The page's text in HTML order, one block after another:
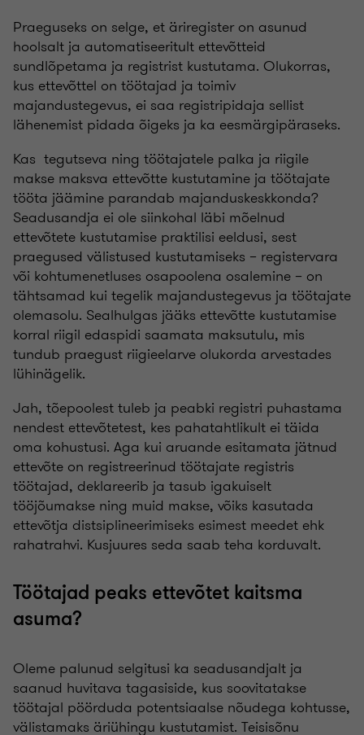
Praeguseks on selge, et äriregister on asunud
hoolsalt ja automatiseeritult ettevõtteid
sundlõpetama ja registrist kustutama. Olukorras,
kus ettevõttel on töötajad ja toimiv
majandustegevus, ei saa registripidaja sellist
lähenemist pidada õigeks ja ka eesmärgipäraseks.
Kas tegutseva ning töötajatele palka ja riigile
makse maksva ettevõtte kustutamine ja töötajate
tööta jäämine parandab majanduskeskkonda?
Seadusandja ei ole siinkohal läbi mõelnud
ettevõtete kustutamise praktilisi eeldusi, sest
praegused välistused kustutamiseks – registervara
või kohtumenetluses osapoolena osalemine – on
tähtsamad kui tegelik majandustegevus ja töötajate
olemasolu. Sealhulgas jääks ettevõtte kustutamise
korral riigil edaspidi saamata maksutulu, mis
tundub praegust riigieelarve olukorda arvestades
lühinägelik.
Jah, tõepoolest tuleb ja peabki registri puhastama
nendest ettevõtetest, kes pahatahtlikult ei täida
oma kohustusi. Aga kui aruande esitamata jätnud
ettevõte on registreerinud töötajate registris
töötajad, deklareerib ja tasub igakuiselt
tööjõumakse ning muid makse, võiks kasutada
ettevõtja distsiplineerimiseks esimest meedet ehk
rahatrahvi. Kusjuures seda saab teha korduvalt.
Töötajad peaks ettevõtet kaitsma
asuma?
Oleme palunud selgitusi ka seadusandjalt ja
saanud huvitava tagasiside, kus soovitatakse
töötajal pöörduda potentsiaalse nõudega kohtusse,
välistamaks äriühingu kustutamist. Teisisõnu